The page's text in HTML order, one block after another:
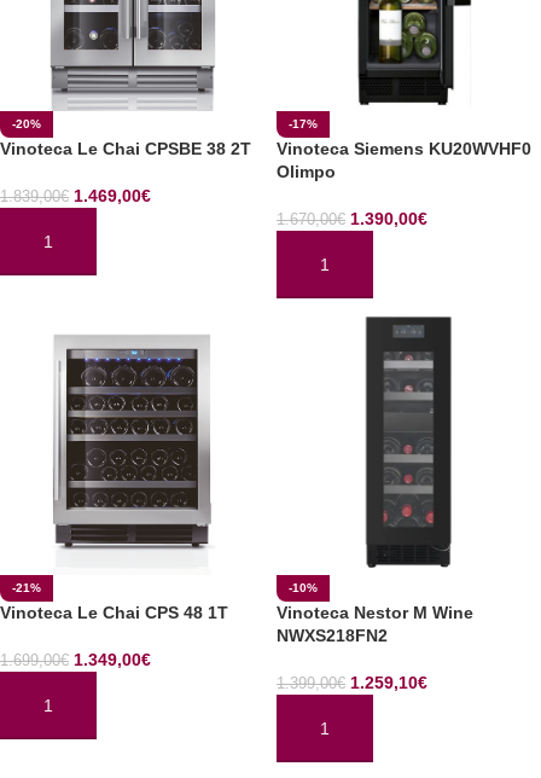
-20%
Vinoteca Le Chai CPSBE 38 2T
1.839,00€ 1.469,00€
AÑADIR AL CARRITO
-17%
Vinoteca Siemens KU20WVHF0
Olimpo
1.670,00€ 1.390,00€
AÑADIR AL CARRITO
-21%
Vinoteca Le Chai CPS 48 1T
1.699,00€ 1.349,00€
AÑADIR AL CARRITO
-10%
Vinoteca Nestor M Wine
NWXS218FN2
1.399,00€ 1.259,10€
AÑADIR AL CARRITO